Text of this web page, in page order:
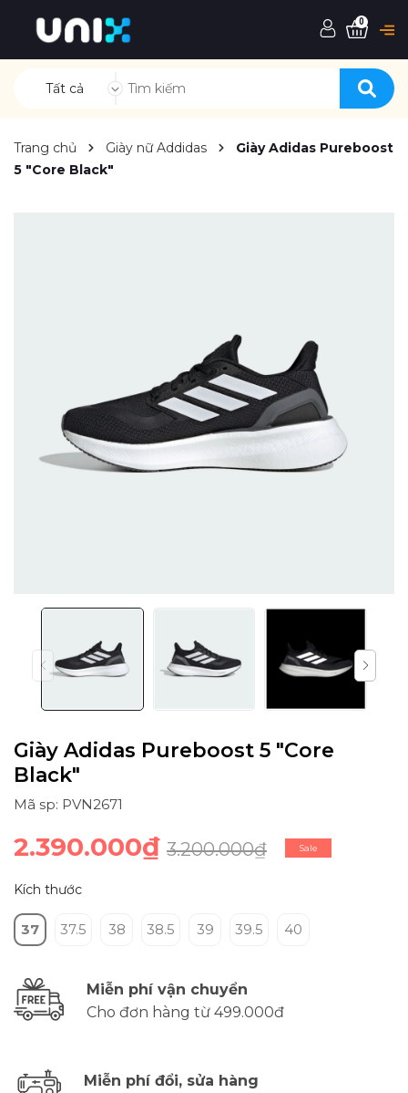
Tất cả
0
Trang chủ Giày nữ Addidas
Giày Adidas Pureboost
5 "Core Black"
Giày Adidas Pureboost 5 "Core
Black"
Mã sp: PVN2671
2.390.000₫ 3.200.000₫ Sale
Kích thước
37 37.5 38 38.5 39 39.5 40
Miễn phí vận chuyển
Cho đơn hàng từ 499.000đ
Miễn phí đổi, sửa hàng